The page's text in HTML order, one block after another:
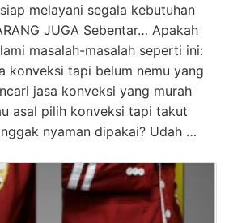
melayani segala kebutuhan
JUGA Sebentar… Apakah
masalah-masalah seperti ini:
konveksi tapi belum nemu yang
jasa konveksi yang murah
asal pilih konveksi tapi takut
nyaman dipakai? Udah …